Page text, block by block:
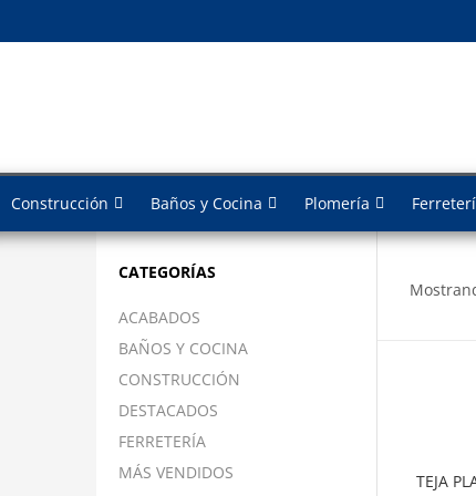
Construcción Baños y Cocina Plomería
CATEGORÍAS
ACABADOS
BAÑOS Y COCINA
CONSTRUCCIÓN
DESTACADOS
FERRETERÍA
MÁS VENDIDOS
TEJA